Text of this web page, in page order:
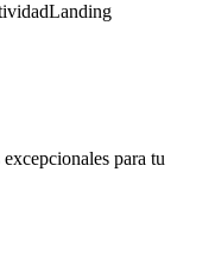
Landing
para tu